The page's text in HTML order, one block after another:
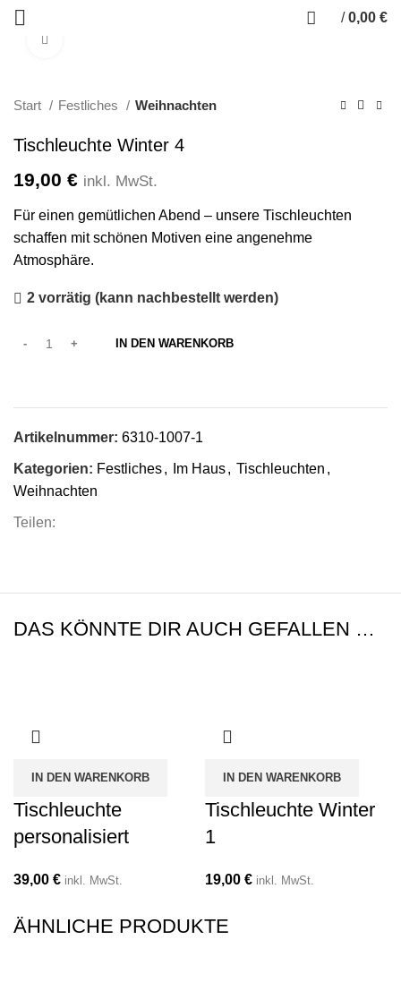
/ 0,00 €
Start Festliches Weihnachten
Tischleuchte Winter 4
19,00 € inkl. MwSt.
Für einen gemütlichen Abend – unsere Tischleuchten
schaffen mit schönen Motiven eine angenehme
Atmosphäre.
2 vorrätig (kann nachbestellt werden)
IN DEN WARENKORB
Artikelnummer: 6310-1007-1
Kategorien: Festliches, Im Haus, Tischleuchten ,
Weihnachten
Teilen:
DAS KÖNNTE DIR AUCH GEFALLEN …
IN DEN WARENKORB
Tischleuchte
personalisiert
39,00 € inkl. MwSt.
IN DEN WARENKORB
Tischleuchte Winter
1
19,00 € inkl. MwSt.
ÄHNLICHE PRODUKTE